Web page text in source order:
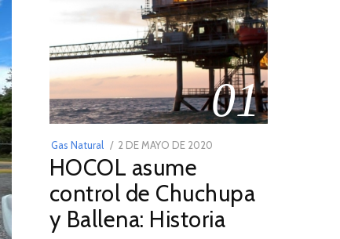
01
Gas Natural
POSTED
ON
2 DE MAYO DE 2020
DE
2026
HOCOL asume
control de Chuchupa
y Ballena: Historia